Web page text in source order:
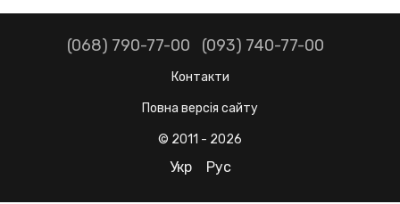
(068) 790-77-00 (093) 740-77-00
Контакти
Повна версія сайту
© 2011 - 2026
Укр Рус